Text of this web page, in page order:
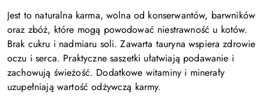
Jest to naturalna karma, wolna od konserwantów, barwników
oraz zbóż, które mogą powodować niestrawność u kotów.
Brak cukru i nadmiaru soli. Zawarta tauryna wspiera zdrowie
oczu i serca. Praktyczne saszetki ułatwiają podawanie i
zachowują świeżość. Dodatkowe witaminy i minerały
uzupełniają wartość odżywczą karmy.